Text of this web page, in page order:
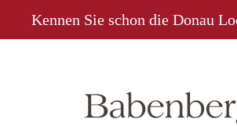
Kennen Sie schon die Donau